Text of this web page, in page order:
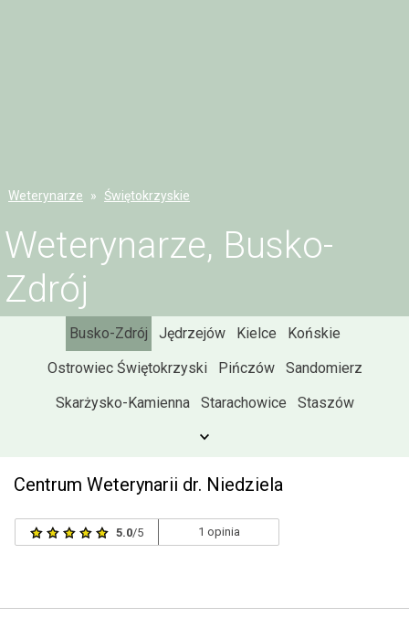
Weterynarze Świętokrzyskie
Weterynarze, Busko-
Zdrój
Busko-Zdrój Jędrzejów Kielce
Końskie
Ostrowiec Świętokrzyski
Pińczów
Sandomierz
Skarżysko-Kamienna
Starachowice Staszów
Centrum Weterynarii dr. Niedziela
5.0/5 1 opinia